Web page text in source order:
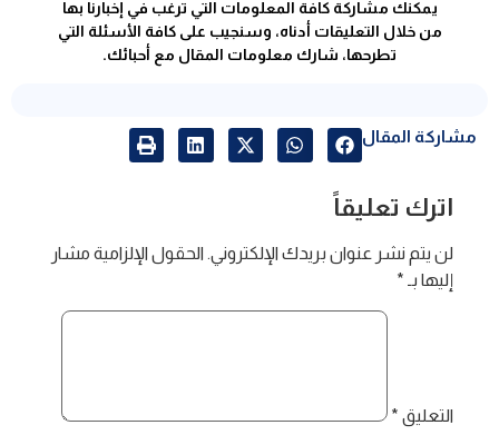
يمكنك مشاركة كافة المعلومات التي ترغب في إخبارنا بها
من خلال التعليقات أدناه، وسنجيب على كافة الأسئلة التي
تطرحها، شارك معلومات المقال مع أحبائك.
مشاركة المقال
اترك تعليقاً
لن يتم نشر عنوان بريدك الإلكتروني. الحقول الإلزامية مشار
إليها بـ *
التعليق *